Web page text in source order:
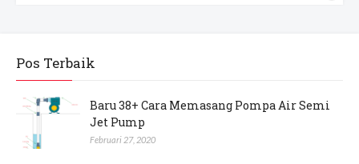
Pos Terbaik
Baru 38+ Cara Memasang Pompa Air Semi
Jet Pump
Februari 27, 2020